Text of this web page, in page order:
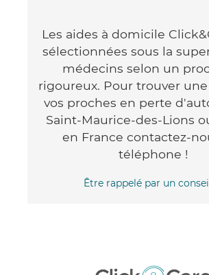
Les aides à domicile
sélectionnées sous la
médecins selon un
rigoureux. Pour trouver
vos proches en perte
Saint-Maurice-des-Lions
en France contactez-
téléphone !
Être rappelé par un